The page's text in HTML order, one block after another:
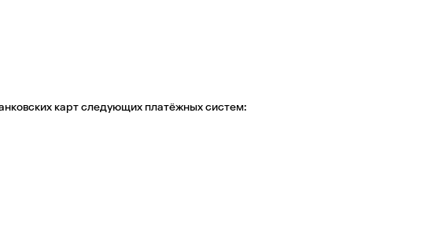
карт следующих платёжных систем: